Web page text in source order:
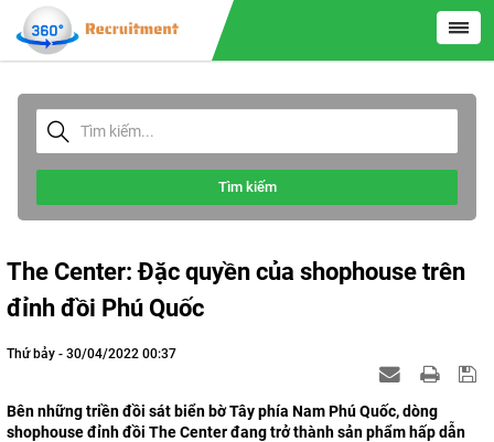
Tìm kiếm
The Center: Đặc quyền của shophouse trên
đỉnh đồi Phú Quốc
Thứ bảy - 30/04/2022 00:37
Bên những triền đồi sát biển bờ Tây phía Nam Phú Quốc, dòng
shophouse đỉnh đồi The Center đang trở thành sản phẩm hấp dẫn